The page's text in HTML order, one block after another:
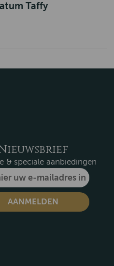
Taffy
& speciale aanbiedingen